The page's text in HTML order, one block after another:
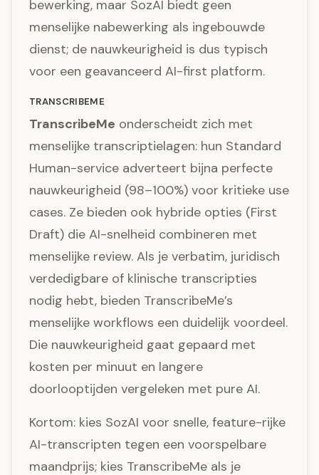
bewerking, maar SozAI biedt geen
menselijke nabewerking als ingebouwde
dienst; de nauwkeurigheid is dus typisch
voor een geavanceerd AI-first platform.
TRANSCRIBEME
TranscribeMe onderscheidt zich met
menselijke transcriptielagen: hun Standard
Human-service adverteert bijna perfecte
nauwkeurigheid (98–100%) voor kritieke use
cases. Ze bieden ook hybride opties (First
Draft) die AI-snelheid combineren met
menselijke review. Als je verbatim, juridisch
verdedigbare of klinische transcripties
nodig hebt, bieden TranscribeMe’s
menselijke workflows een duidelijk voordeel.
Die nauwkeurigheid gaat gepaard met
kosten per minuut en langere
doorlooptijden vergeleken met pure AI.
Kortom: kies SozAI voor snelle, feature-rijke
AI-transcripten tegen een voorspelbare
maandprijs; kies TranscribeMe als je